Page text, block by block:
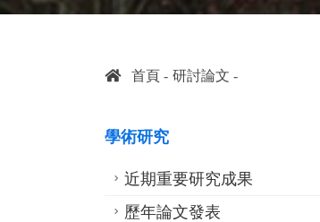
首頁 研討論文
學術研究
近期重要研究成果
歷年論文發表